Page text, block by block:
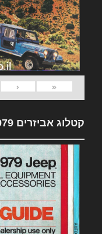
«
‹
קטלוג אביזרים 1979 Jeep